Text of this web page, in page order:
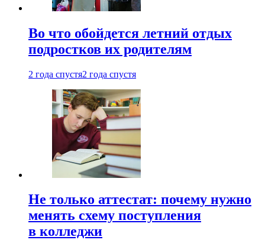
Во что обойдется летний отдых
подростков их родителям
2 года спустя2 года спустя
Не только аттестат: почему нужно
менять схему поступления
в колледжи